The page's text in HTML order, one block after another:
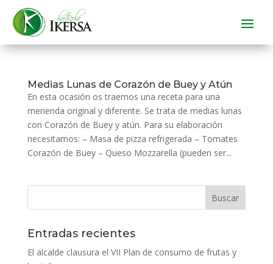
Medias Lunas de Corazón de Buey y Atún
En esta ocasión os traemos una receta para una
merienda original y diferente. Se trata de medias lunas
con Corazón de Buey y atún. Para su elaboración
necesitamos: – Masa de pizza refrigerada – Tomates
Corazón de Buey – Queso Mozzarella (pueden ser...
Entradas recientes
El alcalde clausura el VII Plan de consumo de frutas y